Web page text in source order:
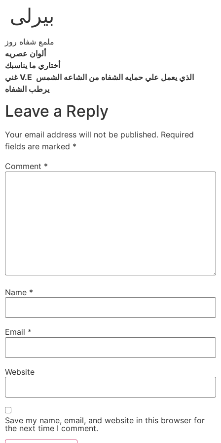
بيرلى
ملمع شفاه روز
ألوان عصريه
أختاري ما يناسبك
غني V.E الذي يعمل علي حمايه الشفاه من الشاعه الشمس
يرطب الشفاه
Leave a Reply
Your email address will not be published. Required
fields are marked *
Comment *
Name *
Email *
Website
Save my name, email, and website in this browser for
the next time I comment.